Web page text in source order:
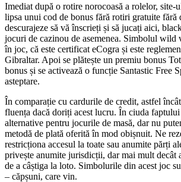
Imediat după o rotire norocoasă a rolelor, site-
lipsa unui cod de bonus fără rotiri gratuite fără
descurajeze să vă înscrieți și să jucați aici,
jocuri de cazinou de asemenea. Simbolul wild
în joc, că este certificat eCogra și este
Gibraltar. Apoi se plătește un premiu bonus
bonus și se activează o funcție Santastic Free
asteptare.
În comparație cu cardurile de credit, astfel
fluența dacă doriți acest lucru. În ciuda
alternative pentru jocurile de masă, dar nu
metodă de plată oferită în mod obișnuit. Ne
restricționa accesul la toate sau anumite părți
privește anumite jurisdicții, dar mai mult decât
de a câștiga la loto. Simbolurile din acest joc
– căpșuni, care vin.